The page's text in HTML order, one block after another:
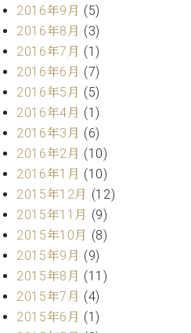
調
師
紹
介
調
律
料
表
お
問
い
合
せ
尾山調律師のブ
ログ Die
Musikgasse（音
2016年9月 (5)
2016年8月 (3)
2016年7月 (1)
2016年6月 (7)
2016年5月 (5)
2016年4月 (1)
2016年3月 (6)
2016年2月 (10)
2016年1月 (10)
2015年12月 (12)
2015年11月 (9)
2015年10月 (8)
2015年9月 (9)
2015年8月 (11)
2015年7月 (4)
2015年6月 (1)